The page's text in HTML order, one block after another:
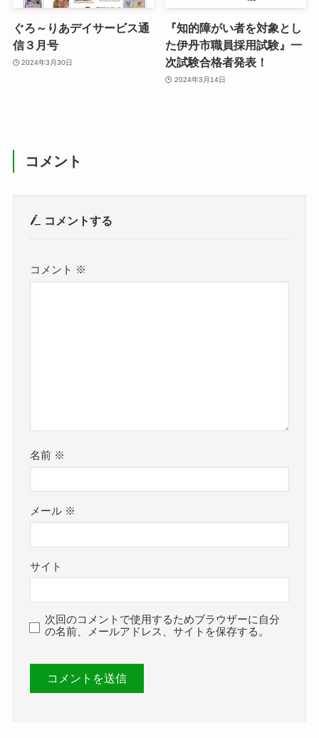
ぐろ～りあデイサービス通
信３月号
2024年3月30日
『知的障がい者を対象とし
た伊丹市職員採用試験』一
次試験合格者発表！
2024年3月14日
コメント
コメントする
コメント ※
名前 ※
メール ※
サイト
次回のコメントで使用するためブラウザーに自分
の名前、メールアドレス、サイトを保存する。